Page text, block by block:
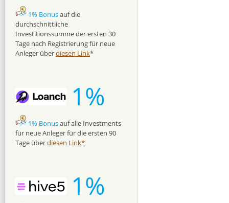
1% Bonusauf die
durchschnittliche
Investitionssumme der ersten 30
Tage nach Registrierung für neue
Anleger überdiesen Link*
1%
1% Bonusauf alle Investments
für neue Anleger für die ersten 90
Tage überdiesen Link*
1%